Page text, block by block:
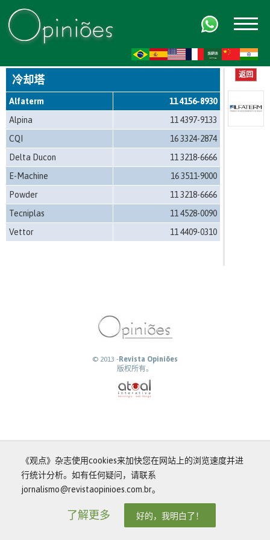
冷却塔
Alfaterm
11 4156-8930
Alpina
11 4397-9133
CQI
16 3324-2874
Delta Ducon
11 3218-6666
E-Machine
16 3511-9000
Powder
11 3218-6666
Tecniplas
11 4528-0090
Vettor
11 4409-0310
返回
© 2013 -Revista Opiniões
版权所有。
《观点》杂志使用cookies来加快您在网站上的浏览速度并进
行统计分析。如有任何疑问，请联系
jornalismo@revistaopinioes.com.br。
了解更多 好的，我明白了！